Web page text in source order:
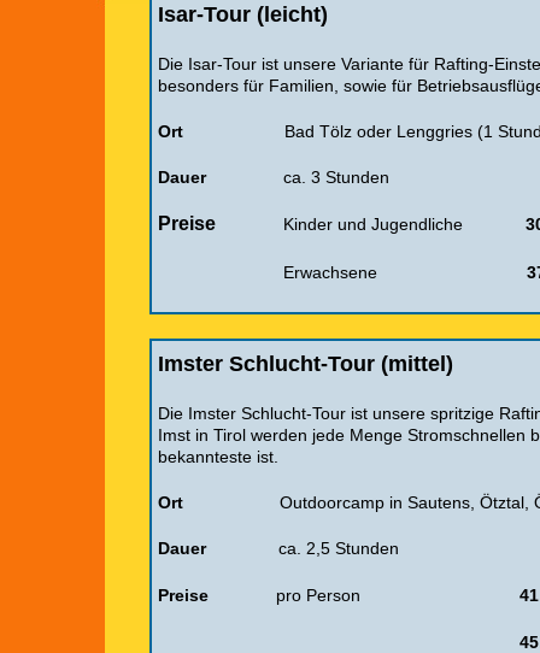
Isar-Tour (leicht)
Die Isar-Tour ist unsere Variante für Rafting-
besonders für Familien, sowie für
Ort Bad Tölz oder Lenggries (1
Dauer ca. 3 Stunden
Preise Kinder und Jugendliche
Erwachsene 37,-
Imster Schlucht-Tour (mittel)
Die Imster Schlucht-Tour ist unsere spritzige
Imst in Tirol werden jede Menge Stromschnellen
bekannteste ist.
Ort Outdoorcamp in Sautens, Ötztal,
Dauer ca. 2,5 Stunden
Preise pro Person